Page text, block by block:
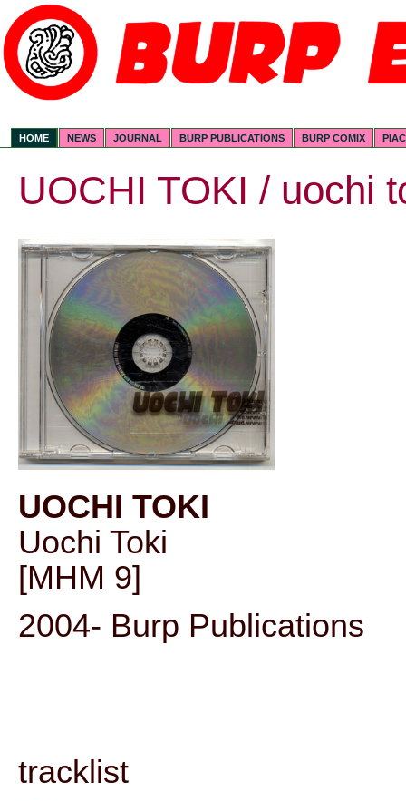
HOME NEWS JOURNAL BURP PUBLICATIONS BURP COMIX
UOCHI TOKI / uochi
UOCHI TOKI
Uochi Toki
[MHM 9]
2004- Burp Publications
tracklist